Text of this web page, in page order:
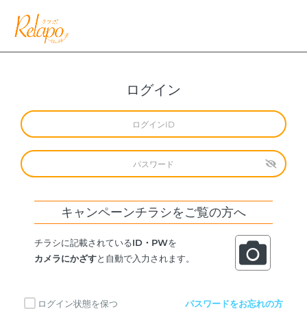
ログイン
キャンペーンチラシをご覧の方へ
チラシに記載されているID・PWを
カメラにかざすと自動で入力されます。
ログイン状態を保つ パスワードをお忘れの方